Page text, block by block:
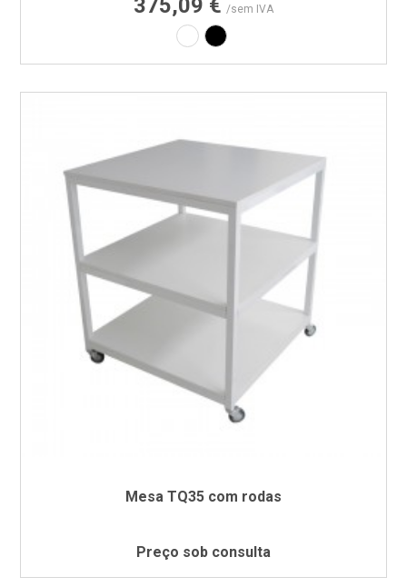
375,09 € /sem IVA
Laminado branco
Laminado preto
Mesa TQ35 com rodas
Preço sob consulta